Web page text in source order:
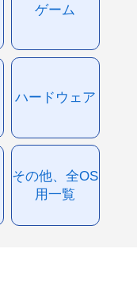
ゲーム
ハードウェア
その他、全OS
用一覧